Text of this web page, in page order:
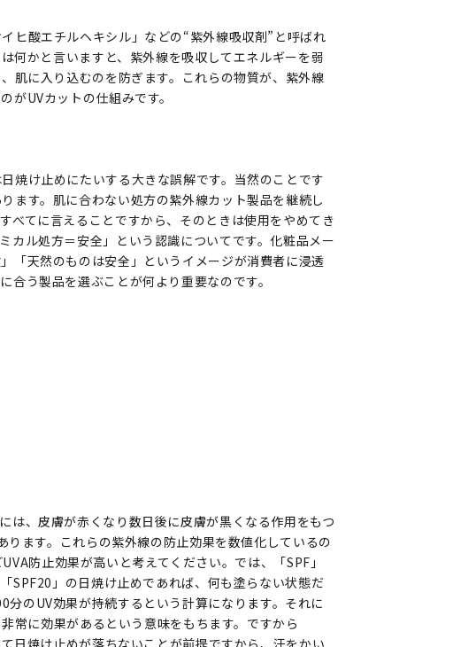
ヒ酸エチルヘキシル」などの“紫外線吸収剤”と呼ばれ
何かと言いますと、紫外線を吸収してエネルギーを弱
肌に入り込むのを防ぎます。これらの物質が、紫外線
UVカットの仕組みです。
焼け止めにたいする大きな誤解です。当然のことです
ます。肌に合わない処方の紫外線カット製品を継続し
べてに言えることですから、そのときは使用をやめてき
カル処方＝安全」という認識についてです。化粧品メー
「天然のものは安全」というイメージが消費者に浸透
う製品を選ぶことが何より重要なのです。
は、皮膚が赤くなり数日後に皮膚が黒くなる作用をもつ
ます。これらの紫外線の防止効果を数値化しているの
防止効果が高いと考えてください。では、「SPF」
SPF20」の日焼け止めであれば、何も塗らない状態だ
のUV効果が持続するという計算になります。それに
常に効果があるという意味をもちます。ですから
日焼け止めが落ちないことが前提ですから、汗をかい